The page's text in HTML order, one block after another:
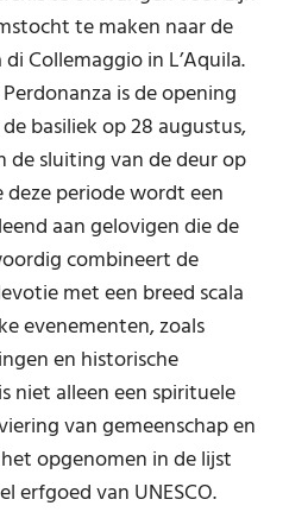
te maken naar de
Collemaggio in L’Aquila.
is de opening
basiliek op 28 augustus,
de sluiting van de deur op
deze periode wordt een
aan gelovigen die de
combineert de
met een breed scala
evenementen, zoals
en historische
niet alleen een spirituele
van gemeenschap en
opgenomen in de lijst
erfgoed van UNESCO.